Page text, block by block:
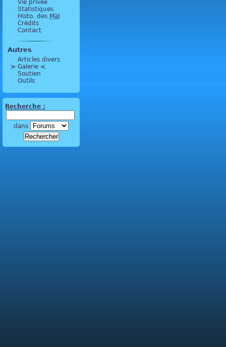
Vie privée
Statistiques
Histo. des MàJ
Crédits
Contact
Autres
Articles divers
> Galerie <
Soutien
Outils
Recherche :
dans